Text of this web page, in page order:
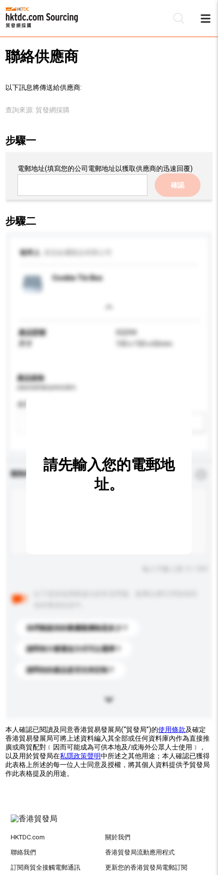
聯絡供應商
以下訊息將傳送給供應商:
查詢來源: 貿發網採購
步驟一
電郵地址(填寫您的公司電郵地址以獲取供應商的迅速回覆)
確認
步驟二
收件人
Cookie Tin Box
產品型號
SQ594
150 x 150 x 65mm
產品規格
查詢內容 * 必須填寫
你們能提供的最優惠價格是多少？
請問有什麼運送方式可以選擇？
請問你的產品是否支持定制？
請先輸入您的電郵地
址。
本人確認已閱讀及同意香港貿易發展局(“貿發局”)的使用條款及確定
香港貿易發展局可將上述資料編入其全部或任何資料庫內作為直接推
廣或商貿配對﹝因而可能成為可供本地及/或海外公眾人士使用﹞，
以及用於貿發局在私隱政策聲明中所述之其他用途；本人確認已獲得
此表格上所述的每一位人士同意及授權，將其個人資料提供予貿發局
作此表格提及的用途。
HKTDC.com 關於我們
聯絡我們 香港貿發局流動應用程式
訂閱商貿全接觸電郵通訊 更新您的香港貿發局電郵訂閱